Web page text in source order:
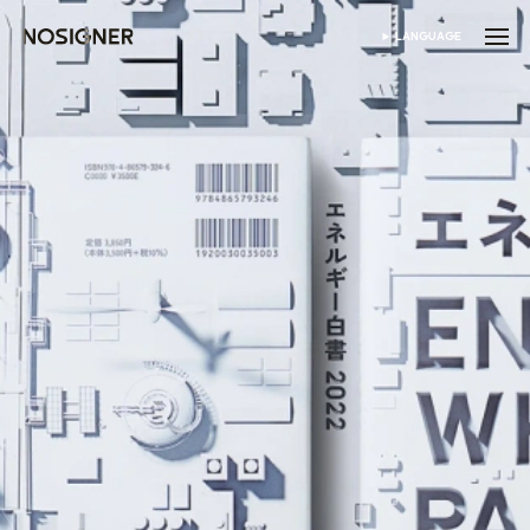
ANA SAYFA
DIL SEÇIN
LANGUAGE